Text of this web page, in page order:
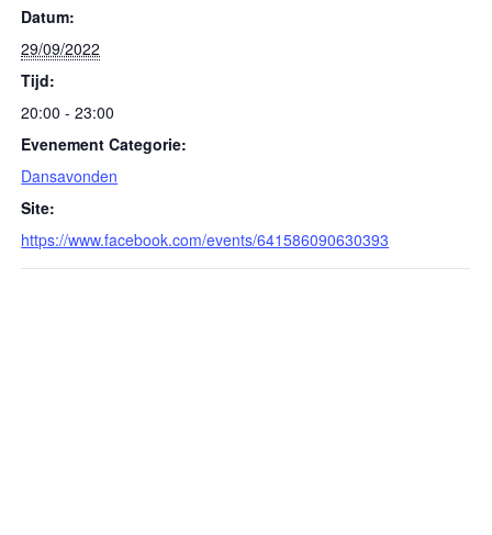
Datum:
29/09/2022
Tijd:
20:00 - 23:00
Evenement Categorie:
Dansavonden
Site:
https://www.facebook.com/events/641586090630393